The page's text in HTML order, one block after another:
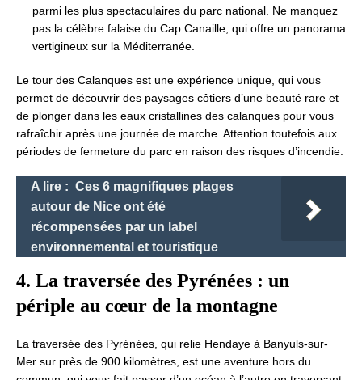
parmi les plus spectaculaires du parc national. Ne manquez
pas la célèbre falaise du Cap Canaille, qui offre un panorama
vertigineux sur la Méditerranée.
Le tour des Calanques est une expérience unique, qui vous
permet de découvrir des paysages côtiers d’une beauté rare et
de plonger dans les eaux cristallines des calanques pour vous
rafraîchir après une journée de marche. Attention toutefois aux
périodes de fermeture du parc en raison des risques d’incendie.
A lire : Ces 6 magnifiques plages
autour de Nice ont été
récompensées par un label
environnemental et touristique
4. La traversée des Pyrénées : un
périple au cœur de la montagne
La traversée des Pyrénées, qui relie Hendaye à Banyuls-sur-
Mer sur près de 900 kilomètres, est une aventure hors du